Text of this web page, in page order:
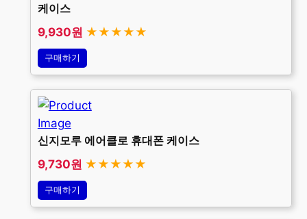
케이스
9,930원 ★★★★★
구매하기
신지모루 에어클로 휴대폰 케이스
9,730원 ★★★★★
구매하기